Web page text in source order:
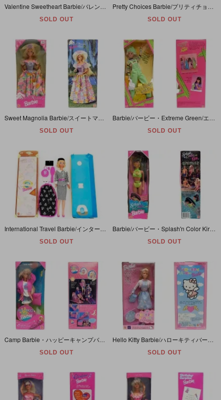
Valentine Sweetheart Barbie/バレンタインスウィートハートバービー・1995年
SOLD OUT
Pretty Choices Barbie/プリティチョイスバービー・1996年
SOLD OUT
SOLD OUT SOLD OUT
SOLD OUT SOLD OUT
Camp Barbie・ハッピーキャンプバービー・日本語パッケージ1993年
SOLD OUT SOLD OUT